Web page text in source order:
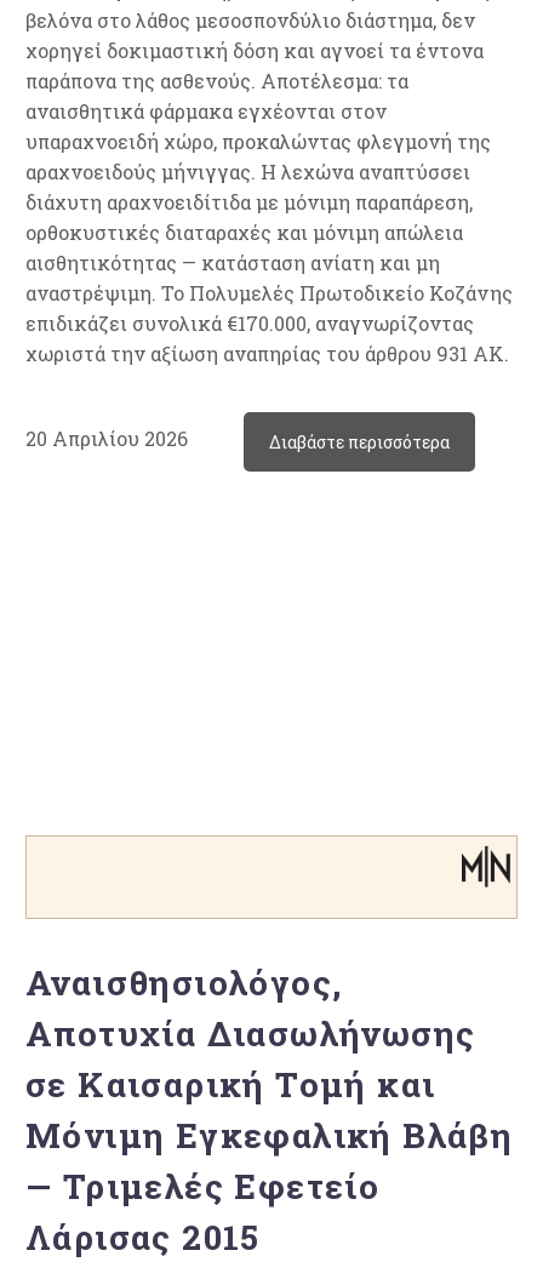
βελόνα στο λάθος μεσοσπονδύλιο διάστημα, δεν
χορηγεί δοκιμαστική δόση και αγνοεί τα έντονα
παράπονα της ασθενούς. Αποτέλεσμα: τα
αναισθητικά φάρμακα εγχέονται στον
υπαραχνοειδή χώρο, προκαλώντας φλεγμονή της
αραχνοειδούς μήνιγγας. Η λεχώνα αναπτύσσει
διάχυτη αραχνοειδίτιδα με μόνιμη παραπάρεση,
ορθοκυστικές διαταραχές και μόνιμη απώλεια
αισθητικότητας — κατάσταση ανίατη και μη
αναστρέψιμη. Το Πολυμελές Πρωτοδικείο Κοζάνης
επιδικάζει συνολικά €170.000, αναγνωρίζοντας
χωριστά την αξίωση αναπηρίας του άρθρου 931 ΑΚ.
20 Απριλίου 2026 Διαβάστε περισσότερα
Αναισθησιολόγος,
Αποτυχία Διασωλήνωσης
σε Καισαρική Τομή και
Μόνιμη Εγκεφαλική Βλάβη
— Τριμελές Εφετείο
Λάρισας 2015